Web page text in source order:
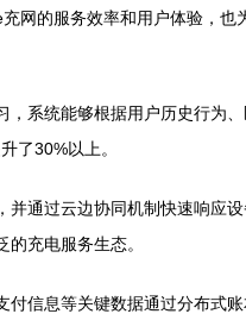
网的服务效率和用户体验，也
系统能够根据用户历史行为
了30%以上。
通过云边协同机制快速响应
充电服务生态。
信息等关键数据通过分布式